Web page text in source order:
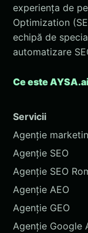
experiența de
Optimization
echipă de
automatizare
Ce este
Servicii
Agenție
Agenție SEO
Agenție SEO
Agenție AEO
Agenție GEO
Agenție Google